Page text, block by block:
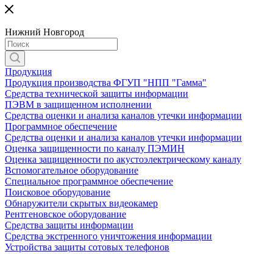
Нижний Новгород
Продукция
Продукция производства ФГУП "НПП "Гамма"
Средства технической защиты информации
ПЭВМ в защищенном исполнении
Средства оценки и анализа каналов утечки информации
Программное обеспечение
Средства оценки и анализа каналов утечки информации
Оценка защищенности по каналу ПЭМИН
Оценка защищенности по акустоэлектрическому каналу
Вспомогательное оборудование
Специальное программное обеспечение
Поисковое оборудование
Обнаружители скрытых видеокамер
Рентгеновское оборудование
Средства защиты информации
Средства экстренного уничтожения информации
Устройства защиты сотовых телефонов